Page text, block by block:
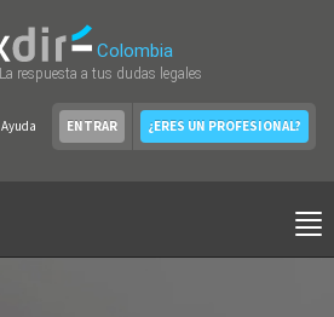
Colombia
La respuesta a tus dudas legales
Ayuda ENTRAR ¿ERES UN PROFESIONAL?